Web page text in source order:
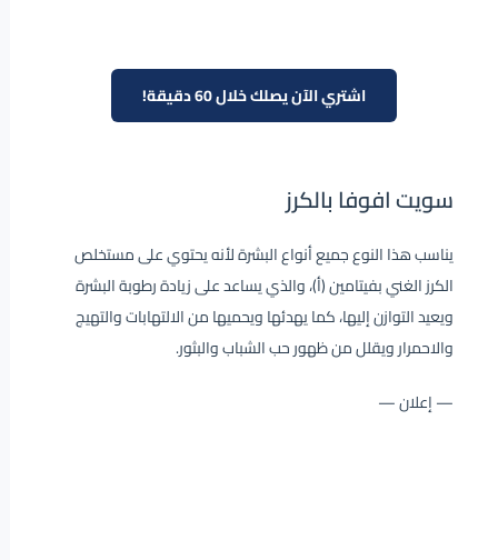
اشتري الآن يصلك خلال 60 دقيقة!
سويت افوفا بالكرز
يناسب هذا النوع جميع أنواع البشرة لأنه يحتوي على مستخلص
الكرز الغني بفيتامين (أ)، والذي يساعد على زيادة رطوبة البشرة
ويعيد التوازن إليها، كما يهدئها ويحميها من الالتهابات والتهيج
والاحمرار ويقلل من ظهور حب الشباب والبثور.
— إعلان —